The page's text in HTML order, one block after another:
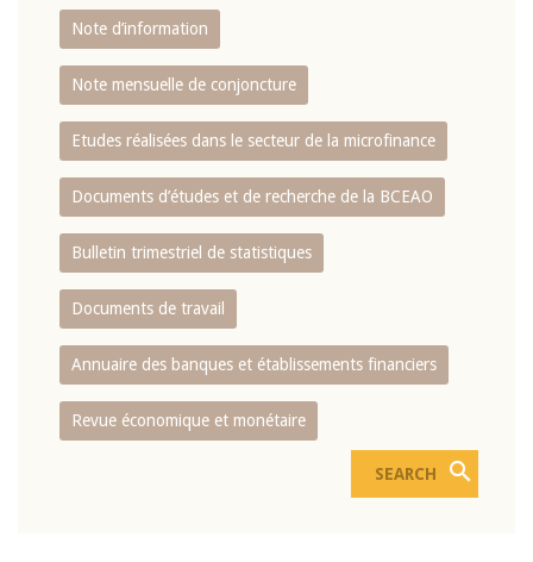
Note d’information
Note mensuelle de conjoncture
Etudes réalisées dans le secteur de la microfinance
Documents d’études et de recherche de la BCEAO
Bulletin trimestriel de statistiques
Documents de travail
Annuaire des banques et établissements financiers
Revue économique et monétaire